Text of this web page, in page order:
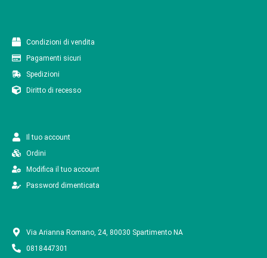
Condizioni di vendita
Pagamenti sicuri
Spedizioni
Diritto di recesso
Il tuo account
Ordini
Modifica il tuo account
Password dimenticata
Via Arianna Romano, 24, 80030 Spartimento NA
0818447301